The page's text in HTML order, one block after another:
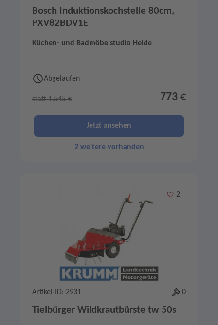
Bosch Induktionskochstelle 80cm,
PXV82BDV1E
Küchen- und Badmöbelstudio Helde
Abgelaufen
statt 1.545 € 773 €
Jetzt ansehen
2 weitere vorhanden
Merken
2
Artikel-ID: 2931 0
Tielbürger Wildkrautbürste tw 50s